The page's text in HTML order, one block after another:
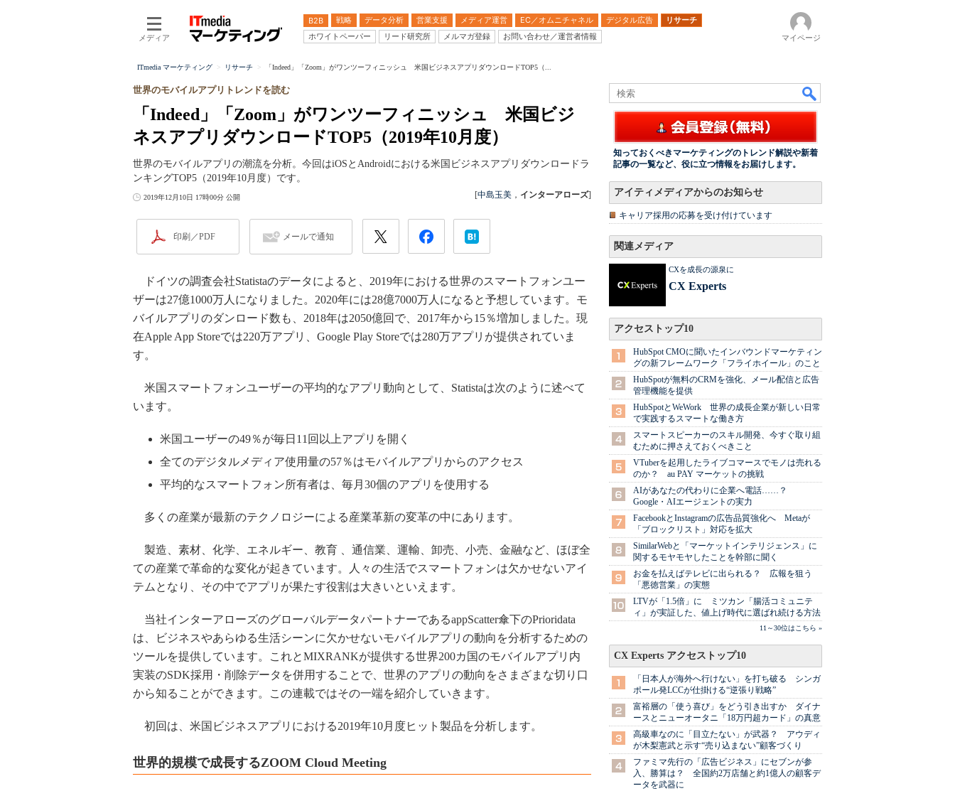
メディア
B2B 戦略 データ分析 営業支援 メディア運営 EC／オムニチャネル デジタル広告
リサーチ
ホワイトペーパー
リード研究所 メルマガ登録 お問い合わせ／運営者情報 マイページ
ITmedia マーケティング リサーチ 「Indeed」「Zoom」がワンツーフィニッシュ 米国ビジネスアプリダウンロードTOP5（...
「Indeed」「Zoom」がワンツーフィニッシュ 米国ビジ
ネスアプリダウンロードTOP5（2019年10月度）
世界のモバイルアプリトレンドを読む
世界のモバイルアプリの潮流を分析。今回はiOSとAndroidにおける米国ビジネスアプリダウンロードラ
ンキングTOP5（2019年10月度）です。
2019年12月10日 17時00分 公開 [中島玉美 ， インターアローズ]
印刷／PDF メールで通知
ドイツの調査会社Statistaのデータによると、2019年における世界のスマートフォンユー
ザーは27億1000万人になりました。2020年には28億7000万人になると予想しています。モ
バイルアプリのダンロード数も、2018年は2050億回で、2017年から15％増加しました。現
在Apple App Storeでは220万アプリ、Google Play Storeでは280万アプリが提供されていま
す。
米国スマートフォンユーザーの平均的なアプリ動向として、Statistaは次のように述べて
います。
米国ユーザーの49％が毎日11回以上アプリを開く
全てのデジタルメディア使用量の57％はモバイルアプリからのアクセス
平均的なスマートフォン所有者は、毎月30個のアプリを使用する
多くの産業が最新のテクノロジーによる産業革新の変革の中にあります。
製造、素材、化学、エネルギー、教育 、通信業、運輸、卸売、小売、金融など、ほぼ全
ての産業で革命的な変化が起きています。人々の生活でスマートフォンは欠かせないアイ
テムとなり、その中でアプリが果たす役割は大きいといえます。
当社インターアローズのグローバルデータパートナーであるappScatter傘下のPrioridata
は、ビジネスやあらゆる生活シーンに欠かせないモバイルアプリの動向を分析するための
ツールを提供しています。これとMIXRANKが提供する世界200カ国のモバイルアプリ内
実装のSDK採用・削除データを併用することで、世界のアプリの動向をさまざまな切り口
から知ることができます。この連載ではその一端を紹介していきます。
初回は、米国ビジネスアプリにおける2019年10月度ヒット製品を分析します。
世界的規模で成長するZOOM Cloud Meeting
知っておくべきマーケティングのトレンド解説や新着
記事の一覧など、役に立つ情報をお届けします。
アイティメディアからのお知らせ
キャリア採用の応募を受け付けています
関連メディア
CXを成長の源泉に
CX Experts
アクセストップ10
HubSpot CMOに聞いたインバウンドマーケティン
グの新フレームワーク「フライホイール」のこと
HubSpotが無料のCRMを強化、メール配信と広告
管理機能を提供
HubSpotとWeWork 世界の成長企業が新しい日常
で実践するスマートな働き方
スマートスピーカーのスキル開発、今すぐ取り組
むために押さえておくべきこと
VTuberを起用したライブコマースでモノは売れる
のか？ au PAY マーケットの挑戦
AIがあなたの代わりに企業へ電話……？
Google・AIエージェントの実力
FacebookとInstagramの広告品質強化へ Metaが
「ブロックリスト」対応を拡大
SimilarWebと「マーケットインテリジェンス」に
関するモヤモヤしたことを幹部に聞く
お金を払えばテレビに出られる？ 広報を狙う
「悪徳営業」の実態
LTVが「1.5倍」に ミツカン「腸活コミュニテ
ィ」が実証した、値上げ時代に選ばれ続ける方法
11～30位はこちら »
CX Experts アクセストップ10
「日本人が海外へ行けない」を打ち破る シンガ
ポール発LCCが仕掛ける“逆張り戦略”
富裕層の「使う喜び」をどう引き出すか ダイナ
ースとニューオータニ「18万円超カード」の真意
高級車なのに「目立たない」が武器？ アウディ
が木梨憲武と示す“売り込まない”顧客づくり
ファミマ先行の「広告ビジネス」にセブンが参
入、勝算は？ 全国約2万店舗と約1億人の顧客デ
ータを武器に